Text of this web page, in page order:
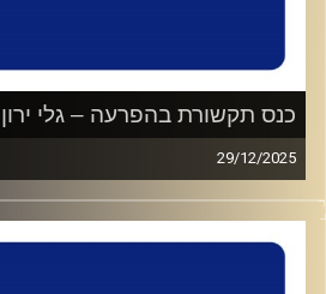
כנס תקשורת בהפרעה – גלי
29/12/2025
גלי ירון מגישה תוכנית ראיונות
בהפרעה”
הפודקאסט לא רק יחצ שמשודר כאן